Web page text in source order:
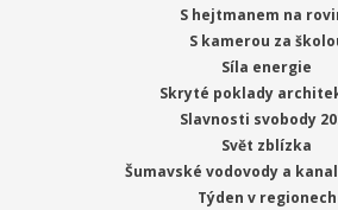
S hejtmanem na
S kamerou za
Síla energie
Skryté poklady
Slavnosti svobody
Svět zblízka
Šumavské vodovody a
Týden v regionech